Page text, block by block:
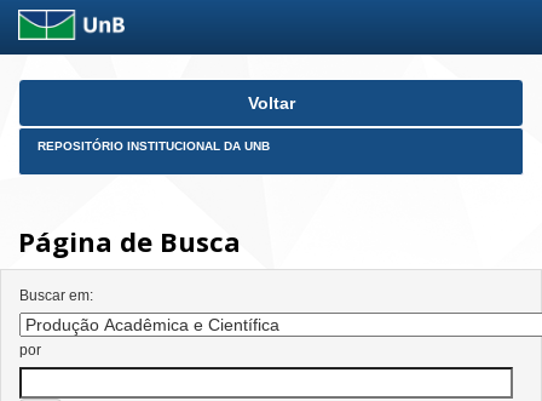
Skip
Voltar
REPOSITÓRIO INSTITUCIONAL DA UNB
Página de Busca
Buscar em:
por